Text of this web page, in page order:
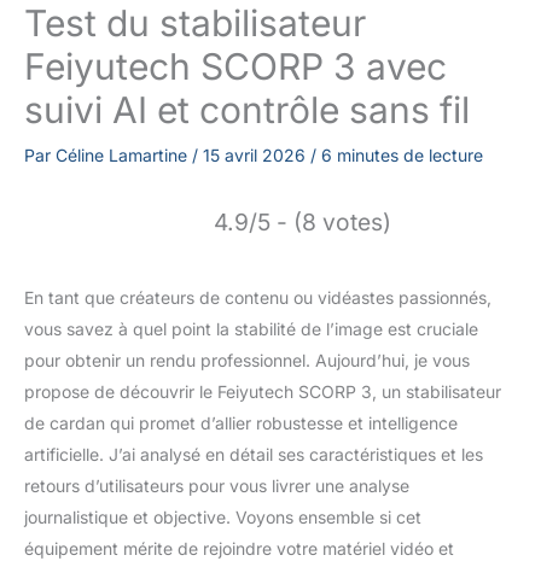
Test du stabilisateur
Feiyutech SCORP 3 avec
suivi AI et contrôle sans fil
Par Céline Lamartine / 15 avril 2026 / 6 minutes de lecture
4.9/5 - (8 votes)
En tant que créateurs de contenu ou vidéastes passionnés,
vous savez à quel point la stabilité de l’image est cruciale
pour obtenir un rendu professionnel. Aujourd’hui, je vous
propose de découvrir le Feiyutech SCORP 3, un stabilisateur
de cardan qui promet d’allier robustesse et intelligence
artificielle. J’ai analysé en détail ses caractéristiques et les
retours d’utilisateurs pour vous livrer une analyse
journalistique et objective. Voyons ensemble si cet
équipement mérite de rejoindre votre matériel vidéo et